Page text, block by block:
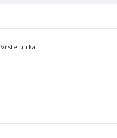
Vrste utrka